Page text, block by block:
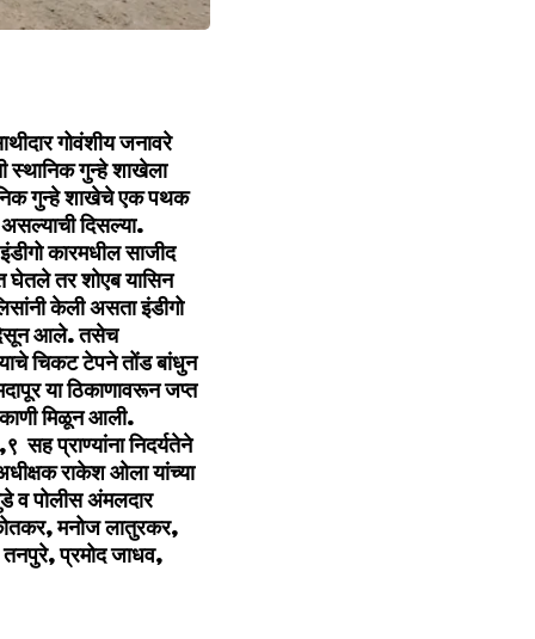
गोवंशीय जनावरे
स्थानिक गुन्हे शाखेला
गुन्हे शाखेचे एक पथक
दिसल्या.
कारमधील साजीद
घेतले तर शोएब यासिन
केली असता इंडीगो
आले. तसेच
चिकट टेपने तोंड बांधुन
या ठिकाणावरून जप्त
मिळून आली.
प्राण्यांना निदर्यतेने
राकेश ओला यांच्या
व पोलीस अंमलदार
मनोज लातुरकर,
प्रमोद जाधव,